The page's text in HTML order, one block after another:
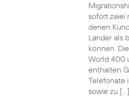
sofort zwei
denen
Länder als
können.
World 400
enthalten
Telefonate
sowie zu […]